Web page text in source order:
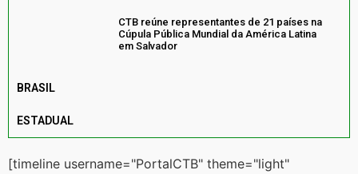
CTB reúne representantes de 21 países na
Cúpula Pública Mundial da América Latina
em Salvador
BRASIL
ESTADUAL
[timeline username="PortalCTB" theme="light"